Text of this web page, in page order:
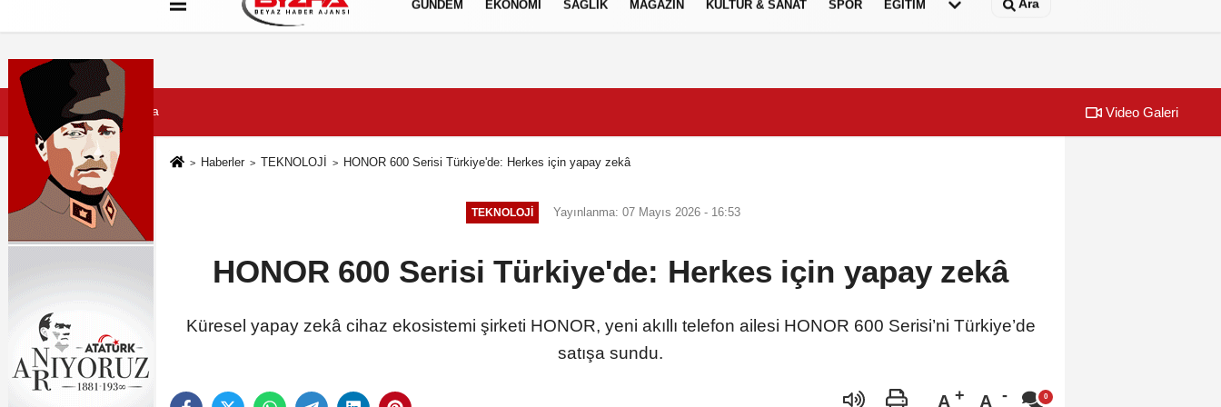
Hakkımızda Künye Çerez Politikası
GÜNDEM EKONOMİ SAĞLIK MAGAZİN KÜLTÜR & SANAT SPOR EĞİTİM Ara
7 Ağustos 2026, Cuma Video Galeri
Haberler TEKNOLOJİ HONOR 600 Serisi Türkiye'de: Herkes için yapay zekâ
TEKNOLOJİ Yayınlanma: 07 Mayıs 2026 - 16:53
HONOR 600 Serisi Türkiye'de: Herkes için yapay zekâ
Küresel yapay zekâ cihaz ekosistemi şirketi HONOR, yeni akıllı telefon ailesi HONOR 600 Serisi’ni Türkiye’de
satışa sundu.
A A